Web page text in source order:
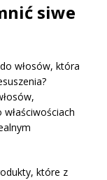
siwe
włosów, która
które z